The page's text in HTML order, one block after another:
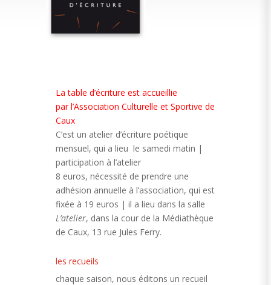
La table d’écriture est accueillie
par l’Association Culturelle et Sportive de
Caux
C’est un atelier d’écriture poétique
mensuel, qui a lieu le samedi matin |
participation à l’atelier
8 euros, nécessité de prendre une
adhésion annuelle à l’association, qui est
fixée à 19 euros | il a lieu dans la salle
L’atelier, dans la cour de la Médiathèque
de Caux, 13 rue Jules Ferry.
les recueils
chaque saison, nous éditons un recueil